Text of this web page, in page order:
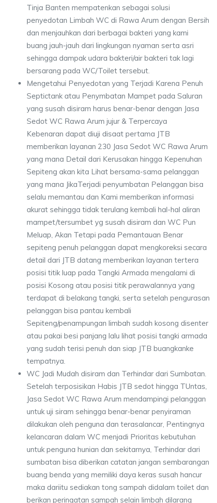
Tinja Banten mempatenkan sebagai solusi
penyedotan Limbah WC di Rawa Arum dengan Bersih
dan menjauhkan dari berbagai bakteri yang kami
buang jauh-jauh dari lingkungan nyaman serta asri
sehingga dampak udara bakteri/air bakteri tak lagi
bersarang pada WC/Toilet tersebut.
Mengetahui Penyedotan yang Terjadi Karena Penuh
Septictank atau Penymbatan Mampet pada Saluran
yang susah disiram harus benar-benar dengan Jasa
Sedot WC Rawa Arum jujur & Terpercaya
Kebenaran dapat diuji disaat pertama JTB
memberikan layanan 230 Jasa Sedot WC Rawa Arum
yang mana Detail dari Kerusakan hingga Kepenuhan
Sepiteng akan kita Lihat bersama-sama pelanggan
yang mana JikaTerjadi penyumbatan Pelanggan bisa
selalu memantau dan Kami memberikan informasi
akurat sehingga tidak terulang kembali hal-hal aliran
mampet/tersumbet yg susah disiram dan WC Pun
Meluap, Akan Tetapi pada Pemantauan Benar
sepiteng penuh pelanggan dapat mengkoreksi secara
detail dari JTB datang memberikan layanan tertera
posisi titik luap pada Tangki Armada mengalami di
posisi Kosong atau posisi titik perawalannya yang
terdapat di belakang tangki, serta setelah pengurasan
pelanggan bisa pantau kembali
Sepiteng/penampungan limbah sudah kosong disenter
atau pakai besi panjang lalu lihat posisi tangki armada
yang sudah terisi penuh dan siap JTB buangkanke
tempatnya.
WC Jadi Mudah disiram dan Terhindar dari Sumbatan.
Setelah terposisikan Habis JTB sedot hingga TUntas,
Jasa Sedot WC Rawa Arum mendampingi pelanggan
untuk uji siram sehingga benar-benar penyiraman
dilakukan oleh penguna dan terasalancar, Pentingnya
kelancaran dalam WC menjadi Prioritas kebutuhan
untuk penguna hunian dan sekitarnya, Terhindar dari
sumbatan bisa diberikan catatan jangan sembarangan
buang benda yang memiliki daya keras susah hancur
maka dariitu sediakan tong sampah didalam toilet dan
berikan peringatan sampah selain limbah dilarang